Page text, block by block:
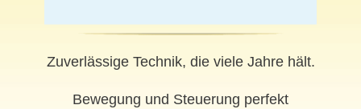
Zuverlässige Technik, die viele Jahre hält.
Bewegung und Steuerung perfekt